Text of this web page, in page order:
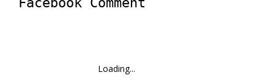
Loading...